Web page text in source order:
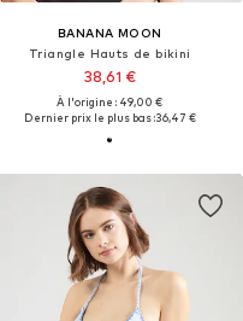
BANANA MOON
Triangle Hauts de bikini
38,61 €
À l'origine : 49,00 €
Dernier prix le plus bas :36,47 €